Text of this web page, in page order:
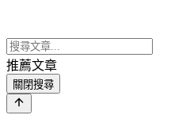
推薦文章
關閉搜尋